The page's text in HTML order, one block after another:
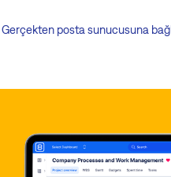
Gerçekten posta sunucusuna